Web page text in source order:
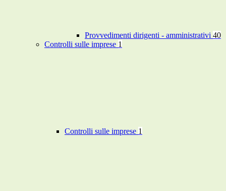
Provvedimenti dirigenti - amministrativi 40
Controlli sulle imprese 1
Controlli sulle imprese 1